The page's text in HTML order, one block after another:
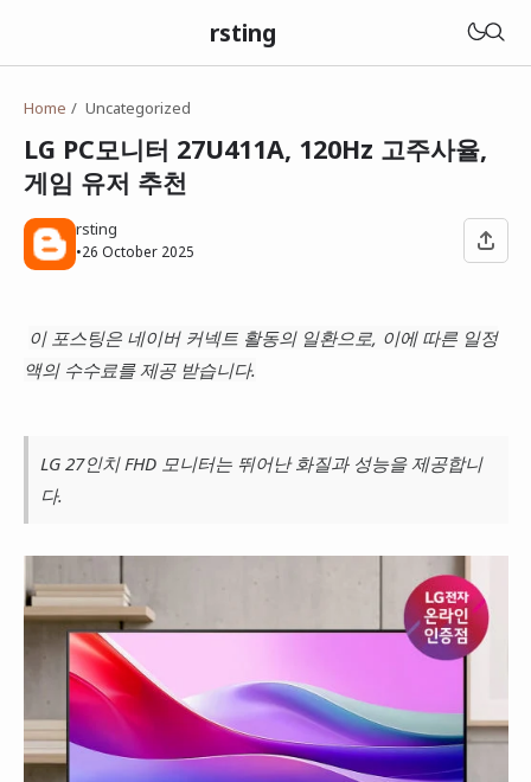
rsting
Home Uncategorized
LG PC모니터 27U411A, 120Hz 고주사율,
게임 유저 추천
rsting
•26 October 2025
이 포스팅은 네이버 커넥트 활동의 일환으로, 이에 따른 일정
액의 수수료를 제공 받습니다.
LG 27인치 FHD 모니터는 뛰어난 화질과 성능을 제공합니
다.